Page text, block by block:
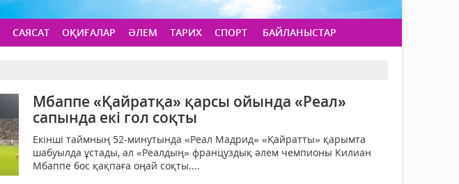
САЯСАТ ОҚИҒАЛАР ӘЛЕМ ТАРИХ СПОРТ БАЙЛАНЫСТАР
Мбаппе «Қайратқа» қарсы ойында «Реал»
сапында екі гол соқты
Екінші таймның 52-минутында «Реал Мадрид» «Қайратты» қарымта
шабуылда ұстады, ал «Реалдың» француздық әлем чемпионы Килиан
Мбаппе бос қақпаға оңай соқты....